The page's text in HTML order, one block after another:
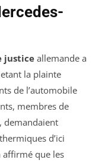
justice allemande a
la plainte
de l’automobile
membres de
, demandaient
d’ici
affirmé que les